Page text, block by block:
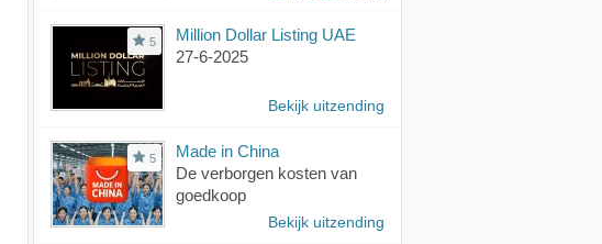
5
Million Dollar Listing UAE
27-6-2025
Bekijk uitzending
5
Made in China
De verborgen kosten van
goedkoop
Bekijk uitzending